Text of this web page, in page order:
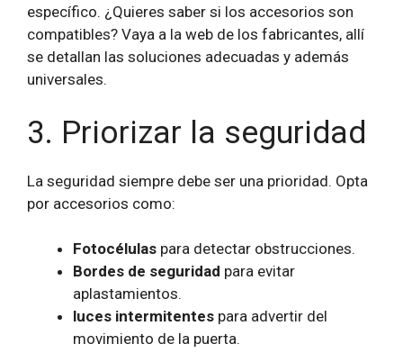
específico. ¿Quieres saber si los accesorios son
compatibles? Vaya a la web de los fabricantes, allí
se detallan las soluciones adecuadas y además
universales.
3. Priorizar la seguridad
La seguridad siempre debe ser una prioridad. Opta
por accesorios como:
Fotocélulas para detectar obstrucciones.
Bordes de seguridad para evitar
aplastamientos.
luces intermitentes para advertir del
movimiento de la puerta.